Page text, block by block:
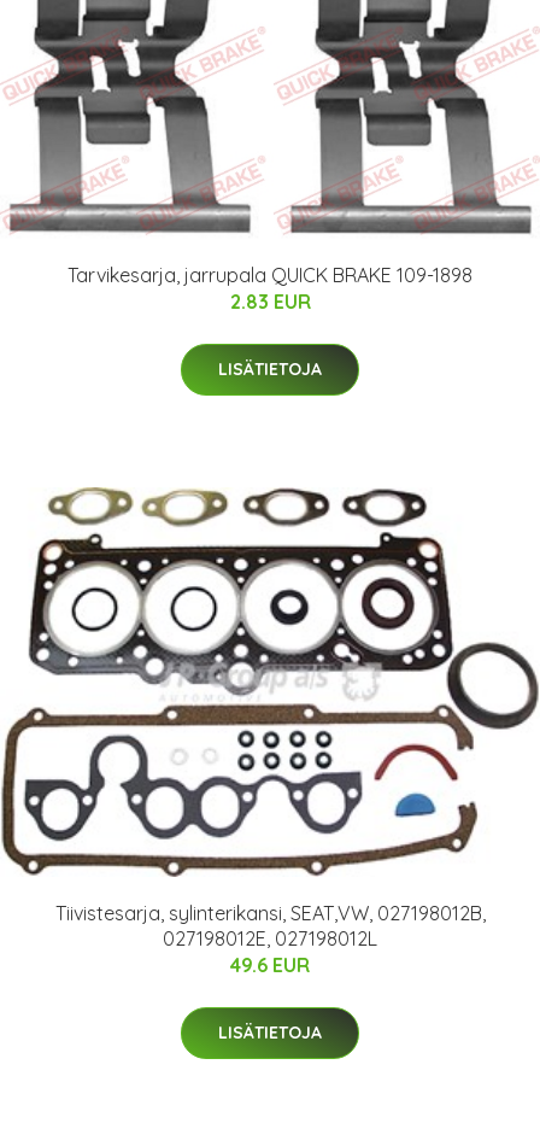
Tarvikesarja, jarrupala QUICK BRAKE 109-1898
2.83 EUR
LISÄTIETOJA
Tiivistesarja, sylinterikansi, SEAT,VW, 027198012B,
027198012E, 027198012L
49.6 EUR
LISÄTIETOJA